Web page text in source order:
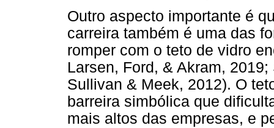
Outro aspecto importante é
carreira também é uma das
romper com o teto de vidro
Larsen, Ford, & Akram,
Sullivan & Meek, 2012). O
barreira simbólica que
mais altos das empresas, e